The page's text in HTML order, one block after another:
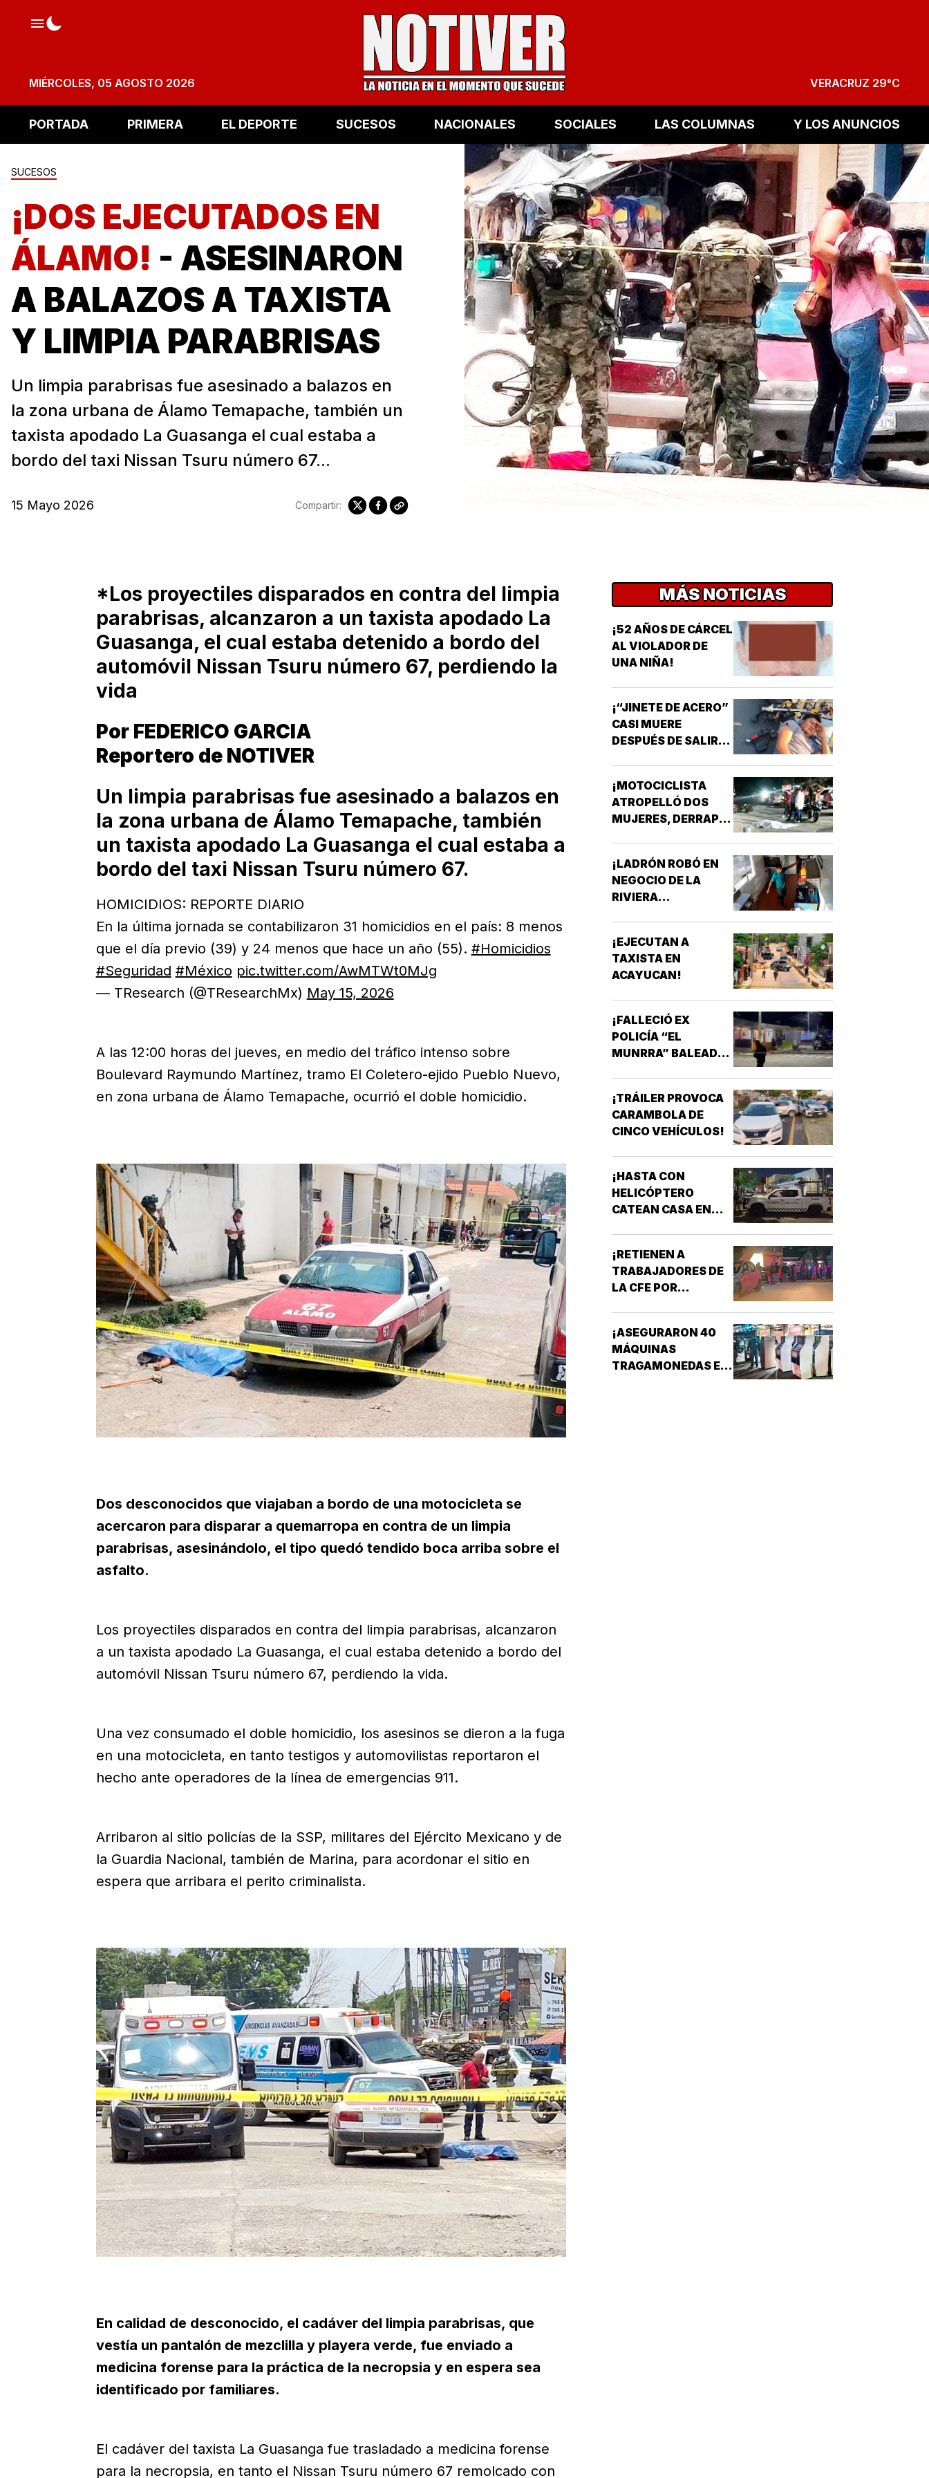
MIÉRCOLES, 05 AGOSTO 2026 VERACRUZ 29°C
PORTADA PRIMERA EL DEPORTE SUCESOS NACIONALES SOCIALES LAS COLUMNAS Y LOS ANUNCIOS
SUCESOS
¡DOS EJECUTADOS EN
ÁLAMO! - ASESINARON
A BALAZOS A TAXISTA
Y LIMPIA PARABRISAS
Un limpia parabrisas fue asesinado a balazos en
la zona urbana de Álamo Temapache, también un
taxista apodado La Guasanga el cual estaba a
bordo del taxi Nissan Tsuru número 67...
15 Mayo 2026 Compartir:
*Los proyectiles disparados en contra del limpia
parabrisas, alcanzaron a un taxista apodado La
Guasanga, el cual estaba detenido a bordo del
automóvil Nissan Tsuru número 67, perdiendo la
vida
Por FEDERICO GARCIA
Reportero de NOTIVER
Un limpia parabrisas fue asesinado a balazos en
la zona urbana de Álamo Temapache, también
un taxista apodado La Guasanga el cual estaba a
bordo del taxi Nissan Tsuru número 67.
HOMICIDIOS: REPORTE DIARIO
En la última jornada se contabilizaron 31 homicidios en el país: 8 menos
que el día previo (39) y 24 menos que hace un año (55). #Homicidios
#Seguridad #México pic.twitter.com/AwMTWt0MJg
— TResearch (@TResearchMx) May 15, 2026
A las 12:00 horas del jueves, en medio del tráfico intenso sobre
Boulevard Raymundo Martínez, tramo El Coletero-ejido Pueblo Nuevo,
en zona urbana de Álamo Temapache, ocurrió el doble homicidio.
Dos desconocidos que viajaban a bordo de una motocicleta se
acercaron para disparar a quemarropa en contra de un limpia
parabrisas, asesinándolo, el tipo quedó tendido boca arriba sobre el
asfalto.
Los proyectiles disparados en contra del limpia parabrisas, alcanzaron
a un taxista apodado La Guasanga, el cual estaba detenido a bordo del
automóvil Nissan Tsuru número 67, perdiendo la vida.
Una vez consumado el doble homicidio, los asesinos se dieron a la fuga
en una motocicleta, en tanto testigos y automovilistas reportaron el
hecho ante operadores de la línea de emergencias 911.
Arribaron al sitio policías de la SSP, militares del Ejército Mexicano y de
la Guardia Nacional, también de Marina, para acordonar el sitio en
espera que arribara el perito criminalista.
En calidad de desconocido, el cadáver del limpia parabrisas, que
vestía un pantalón de mezclilla y playera verde, fue enviado a
medicina forense para la práctica de la necropsia y en espera sea
identificado por familiares.
El cadáver del taxista La Guasanga fue trasladado a medicina forense
para la necropsia, en tanto el Nissan Tsuru número 67 remolcado con
MÁS NOTICIAS
¡52 AÑOS DE CÁRCEL
AL VIOLADOR DE
UNA NIÑA!
¡“JINETE DE ACERO”
CASI MUERE
DESPUÉS DE SALIR
¡MOTOCICLISTA
ATROPELLÓ DOS
MUJERES, DERRAPÓ
¡LADRÓN ROBÓ EN
NEGOCIO DE LA
RIVIERA
¡EJECUTAN A
TAXISTA EN
ACAYUCAN!
¡FALLECIÓ EX
POLICÍA “EL
MUNRRA” BALEADO
¡TRÁILER PROVOCA
CARAMBOLA DE
CINCO VEHÍCULOS!
¡HASTA CON
HELICÓPTERO
CATEAN CASA EN
¡RETIENEN A
TRABAJADORES DE
LA CFE POR
CONFUNDIRLOS CON
¡ASEGURARON 40
MÁQUINAS
TRAGAMONEDAS EN